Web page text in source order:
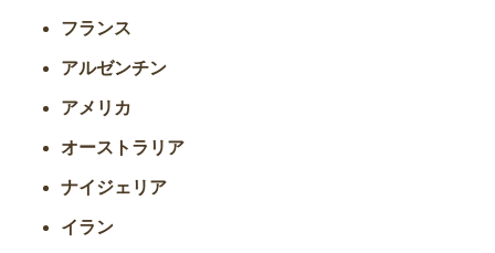
フランス
アルゼンチン
アメリカ
オーストラリア
ナイジェリア
イラン